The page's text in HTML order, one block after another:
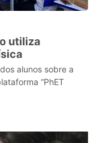
utiliza
alunos sobre a
“PhET